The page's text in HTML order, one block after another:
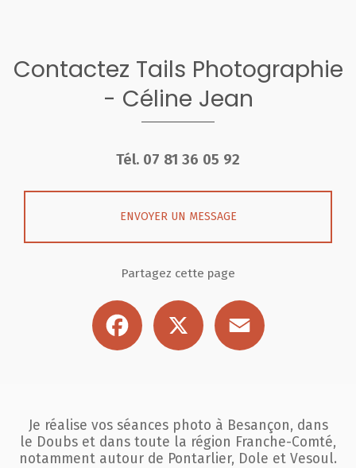
Contactez Tails Photographie
- Céline Jean
Tél. 07 81 36 05 92
ENVOYER UN MESSAGE
Partagez cette page
Facebook
Je réalise vos séances photo à Besançon, dans
le Doubs et dans toute la région Franche-Comté,
notamment autour de Pontarlier, Dole et Vesoul.